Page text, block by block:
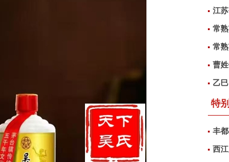
江
常
常
曹
乙
特
丰
西